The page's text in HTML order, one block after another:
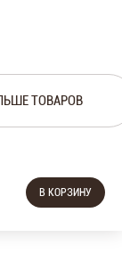
В КОРЗИНУ
ТОВАРОВ